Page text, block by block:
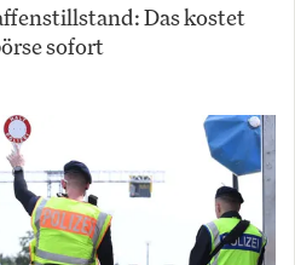
Das kostet
sofort